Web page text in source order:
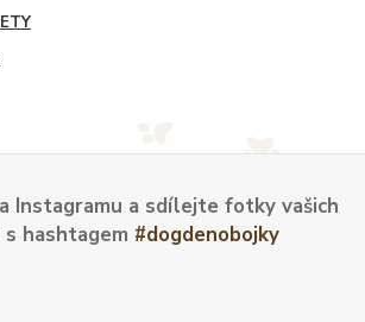
Instagramu a sdílejte fotky vašich
s hashtagem #dogdenobojky